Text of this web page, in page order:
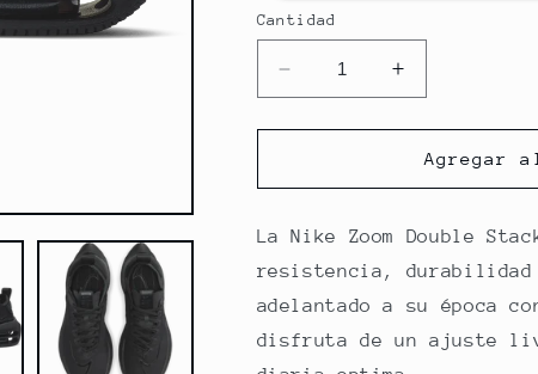
Cantidad
Reducir
cantidad
para
NIKE
DOUBLE
STACKED
Aumentar
cantidad
para
NIKE
DOUBLE
STACKED
Agregar
La Nike Zoom Double
resistencia, durabilidad
adelantado a su época
disfruta de un ajuste